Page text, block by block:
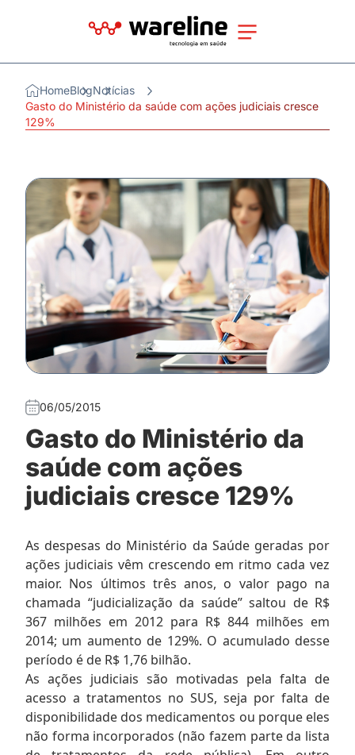
HomeBlogNotícias
Gasto do Ministério da saúde com ações judiciais cresce
129%
06/05/2015
Gasto do Ministério da
saúde com ações
judiciais cresce 129%
As despesas do Ministério da Saúde geradas por
ações judiciais vêm crescendo em ritmo cada vez
maior. Nos últimos três anos, o valor pago na
chamada “judicialização da saúde” saltou de R$
367 milhões em 2012 para R$ 844 milhões em
2014; um aumento de 129%. O acumulado desse
período é de R$ 1,76 bilhão.
As ações judiciais são motivadas pela falta de
acesso a tratamentos no SUS, seja por falta de
disponibilidade dos medicamentos ou porque eles
não forma incorporados (não fazem parte da lista